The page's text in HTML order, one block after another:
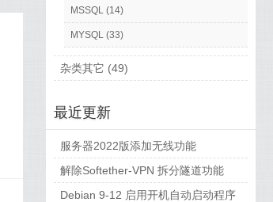
MSSQL (14)
MYSQL (33)
杂类其它 (49)
最近更新
服务器2022版添加无线功能
解除Softether-VPN 拆分隧道功能
Debian 9-12 启用开机自动启动程序